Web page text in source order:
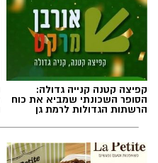
קפיצה קטנה קנייה גדולה:
הסופר השכונתי שמביא את כוח
הרשתות הגדולות לרמת גן